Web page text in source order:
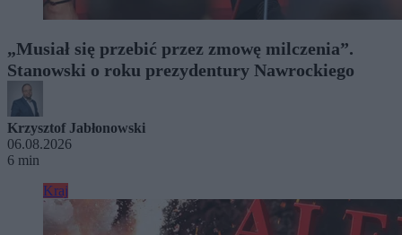
„Musiał się przebić przez zmowę milczenia”.
Stanowski o roku prezydentury Nawrockiego
Krzysztof Jabłonowski
06.08.2026
6 min
Kraj